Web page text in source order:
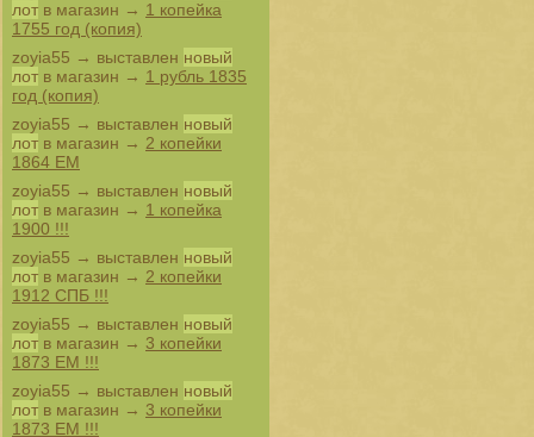
лот в магазин → 1 копейка
1755 год (копия)
zoyia55 → выставлен новый
лот в магазин → 1 рубль 1835
год (копия)
zoyia55 → выставлен новый
лот в магазин → 2 копейки
1864 ЕМ
zoyia55 → выставлен новый
лот в магазин → 1 копейка
1900 !!!
zoyia55 → выставлен новый
лот в магазин → 2 копейки
1912 СПБ !!!
zoyia55 → выставлен новый
лот в магазин → 3 копейки
1873 ЕМ !!!
zoyia55 → выставлен новый
лот в магазин → 3 копейки
1873 ЕМ !!!